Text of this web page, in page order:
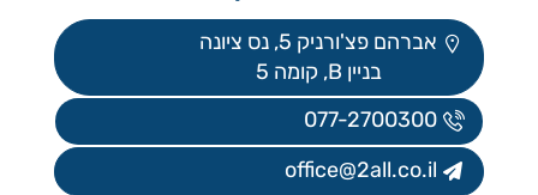
אברהם פצ'ורניק 5, נס ציונה
בניין B, קומה 5
077-2700300
office@2all.co.il